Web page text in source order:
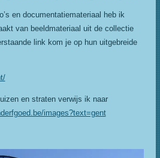
en documentatiemateriaal heb ik
van beeldmateriaal uit de collectie
link kom je op hun uitgebreide
en straten verwijs ik naar
images?text=gent